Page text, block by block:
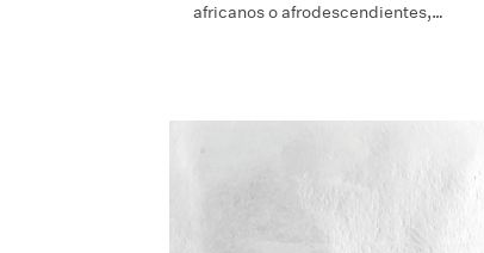
africanos o afrodescendientes,…